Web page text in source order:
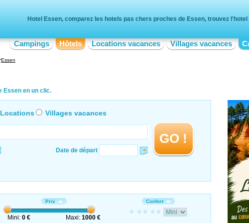
Hotel Essen, comparez les hotels pas chers proches de Essen, trouvez
Campings Hôtels Locations vacances Villages vacances
Essen
Essen en un clic.
Locations Villages vacances
Date de départ
GO !
Prix
Mini:0 € Maxi: 1000 €
Confort